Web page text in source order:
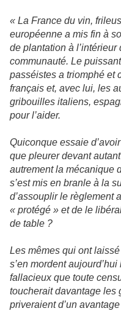
« La France du vin,
européenne a mis fin à
de plantation à
communauté. Le
passéistes a triomphé et
français et, avec lui, les
gribouilles italiens,
pour l’aider.
Quiconque essaie
que pleurer devant
autrement la mécanique
s’est mis en branle à la
d’assouplir le règlement
« protégé » et de le
de table ?
Les mêmes qui ont
s’en mordent
fallacieux que toute
toucherait davantage les
priveraient d’un